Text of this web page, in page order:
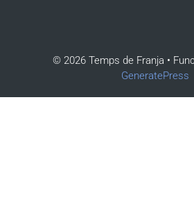
© 2026 Temps de Franja •
GeneratePress